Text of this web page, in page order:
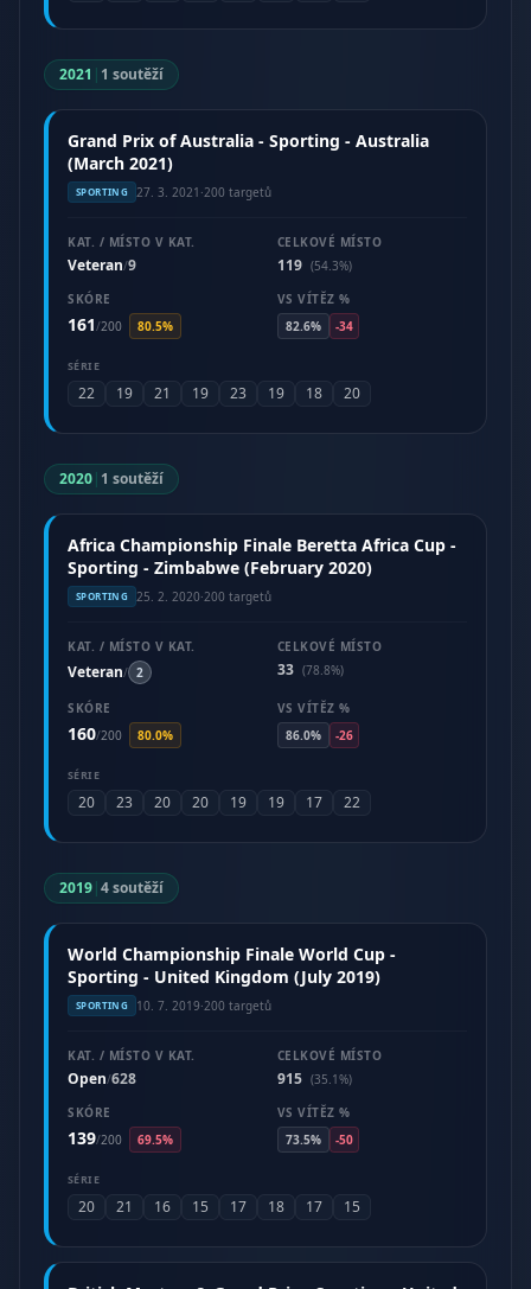
2021 | 1 soutěží
Grand Prix of Australia - Sporting - Australia
(March 2021)
SPORTING 27. 3. 2021 ·200 targetů
KAT. / MÍSTO V KAT.
Veteran/9
CELKOVÉ MÍSTO
119 (54.3%)
SKÓRE
161/200 80.5%
VS VÍTĚZ %
82.6%
-34
SÉRIE
22 19 21 19 23 19 18 20
2020| 1 soutěží
Africa Championship Finale Beretta Africa Cup -
Sporting - Zimbabwe (February 2020)
SPORTING 25. 2. 2020·200 targetů
KAT. / MÍSTO V KAT.
Veteran/ 2
CELKOVÉ MÍSTO
33 (78.8%)
SKÓRE
160/200 80.0%
VS VÍTĚZ %
86.0%
-26
SÉRIE
20 23 20 20 19 19 17 22
2019|4 soutěží
World Championship Finale World Cup -
Sporting - United Kingdom (July 2019)
SPORTING 10. 7. 2019·200 targetů
KAT. / MÍSTO V KAT.
Open/628
CELKOVÉ MÍSTO
915 (35.1%)
SKÓRE
139/200 69.5%
VS VÍTĚZ %
73.5%
-50
SÉRIE
20 21 16 15 17 18 17 15